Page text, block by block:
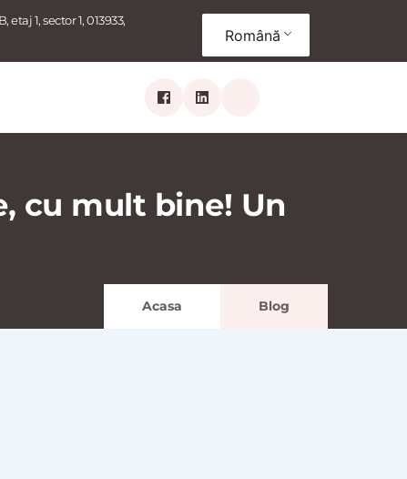
etaj 1, sector 1, 013933,
Română
cu mult bine! Un
Acasa Blog